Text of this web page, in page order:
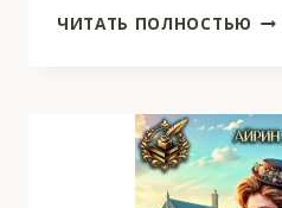
ЧИТАТЬ ПОЛНОСТЬЮ